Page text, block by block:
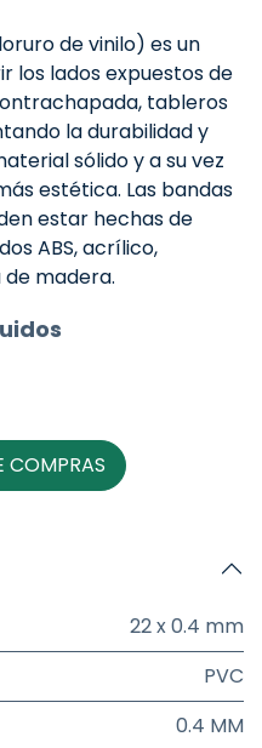
de vinilo) es un
los lados expuestos de
tableros
la durabilidad y
sólido y a su vez
estética. Las bandas
estar hechas de
ABS, acrílico,
madera.
COMPRAS
22 x 0.4 mm
PVC
0.4 MM